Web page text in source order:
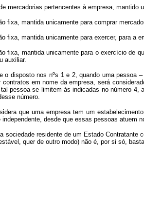
pertencentes à empresa, mantido
mantida unicamente para comprar
mantida unicamente para exercer, para a
mantida unicamente para o exercício de
auxiliar.
nos nºs 1 e 2, quando uma pessoa –
contratos em nome da empresa, será
pessoa se limitem às indicadas no número
número.
que uma empresa tem um estabelecimento
independente, desde que essas pessoas atuem
residente de um Estado Contratante
quer de outro modo) não é, por si só,